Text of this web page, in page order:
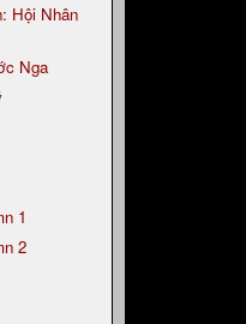
Hội Nhân
Nga
1
2